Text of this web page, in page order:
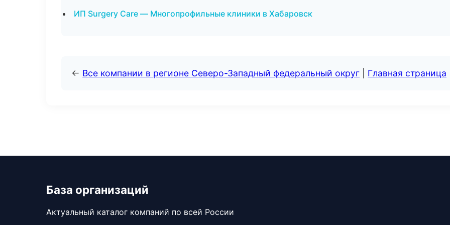
ИП Surgery Care — Многопрофильные клиники в Хабаровск
← Все компании в регионе Северо-Западный федеральный округ Главная страница
База организаций
Актуальный каталог компаний по всей России